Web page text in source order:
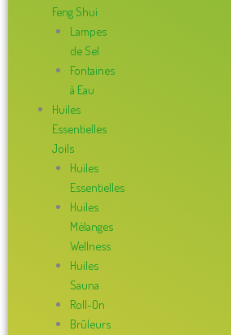
Feng Shui
Lampes
de Sel
Fontaines
à Eau
Huiles
Essentielles
Joils
Huiles
Essentielles
Huiles
Mélanges
Wellness
Huiles
Sauna
Roll-On
Brûleurs